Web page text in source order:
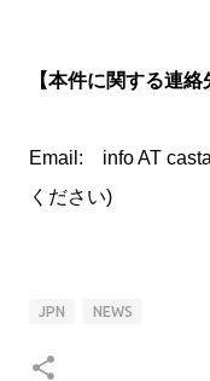
【本件に関する連
Email: info AT
ください)
JPN NEWS